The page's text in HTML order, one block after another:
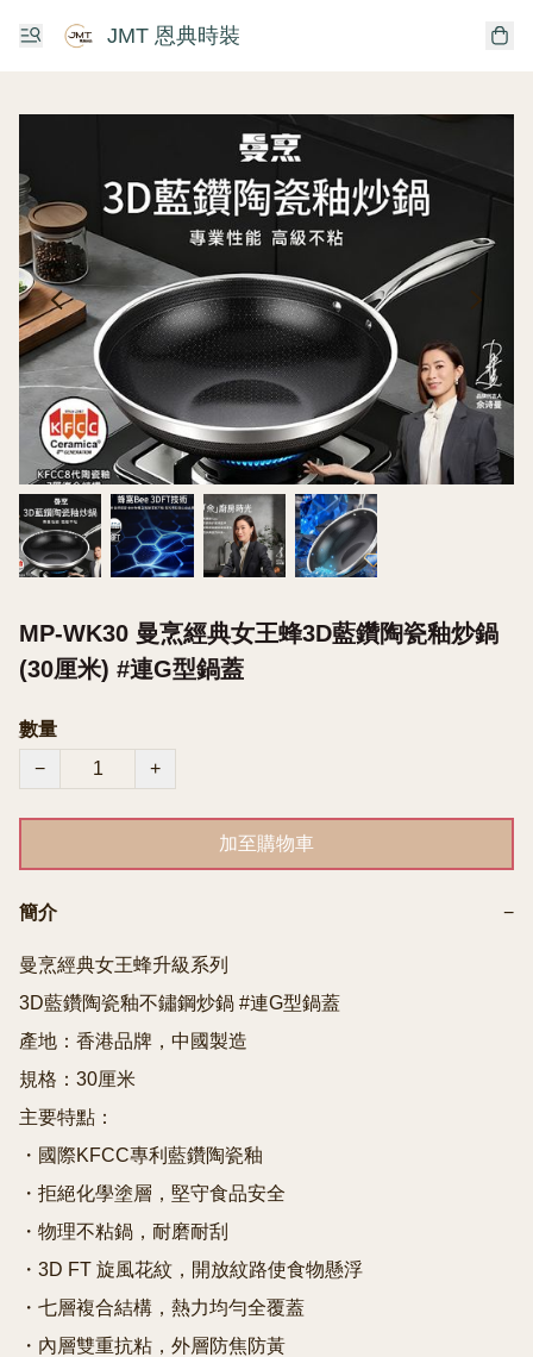
JMT 恩典時裝
MP-WK30 曼烹經典女王蜂3D藍鑽陶瓷釉炒鍋
(30厘米) #連G型鍋蓋
數量
−
+
加至購物車
簡介 −
曼烹經典女王蜂升級系列
3D藍鑽陶瓷釉不鏽鋼炒鍋 #連G型鍋蓋
產地：香港品牌，中國製造
規格：30厘米
主要特點：
・國際KFCC專利藍鑽陶瓷釉
・拒絕化學塗層，堅守食品安全
・物理不粘鍋，耐磨耐刮
・3D FT 旋風花紋，開放紋路使食物懸浮
・七層複合結構，熱力均勻全覆蓋
・內層雙重抗粘，外層防焦防黃